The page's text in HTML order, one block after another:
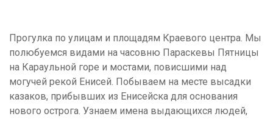
Прогулка по улицам и площадям Краевого центра. Мы
полюбуемся видами на часовню Параскевы Пятницы
на Караульной горе и мостами, повисшими над
могучей рекой Енисей. Побываем на месте высадки
казаков, прибывших из Енисейска для основания
нового острога. Узнаем имена выдающихся людей,